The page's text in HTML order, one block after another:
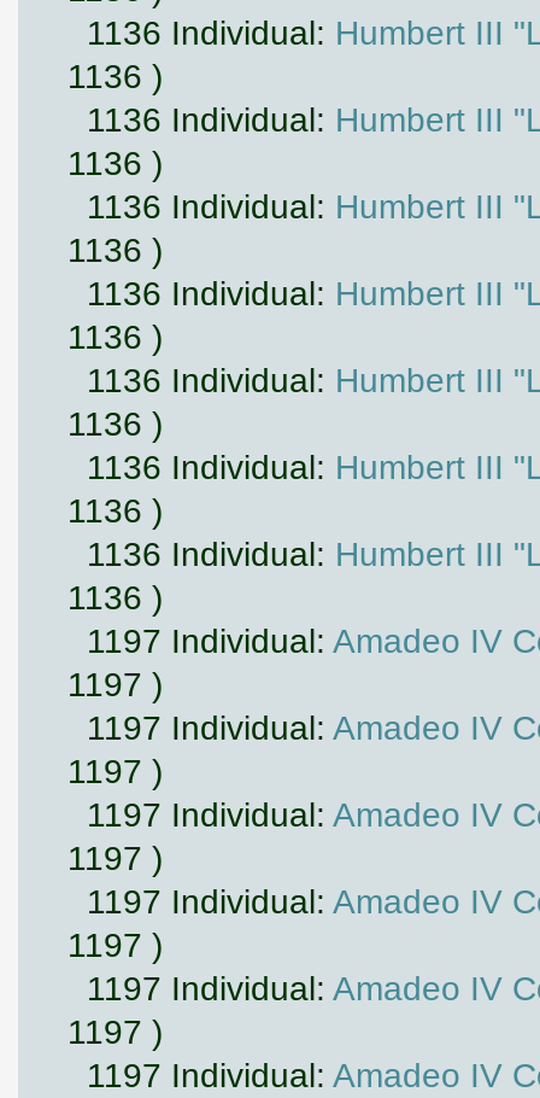
1136 Individual: Humbert III
1136 )
1136 Individual: Humbert III
1136 )
1136 Individual: Humbert III
1136 )
1136 Individual: Humbert III
1136 )
1136 Individual: Humbert III
1136 )
1136 Individual: Humbert III
1136 )
1136 Individual: Humbert III
1136 )
1197 Individual: Amadeo IV
1197 )
1197 Individual: Amadeo IV
1197 )
1197 Individual: Amadeo IV
1197 )
1197 Individual: Amadeo IV
1197 )
1197 Individual: Amadeo IV
1197 )
1197 Individual: Amadeo IV